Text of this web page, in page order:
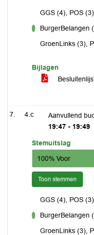
GGS (4), POS
BurgerBelangen
GroenLinks (3),
Bijlagen
4.c
Aanvullend
19:47 - 19:49
Stemuitslag
100% Voor
Toon stemmen
GGS (4), POS
BurgerBelangen
GroenLinks (3),